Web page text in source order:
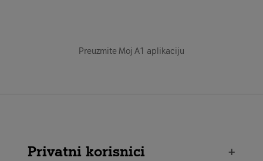
Preuzmite Moj A1 aplikaciju
Privatni korisnici
+